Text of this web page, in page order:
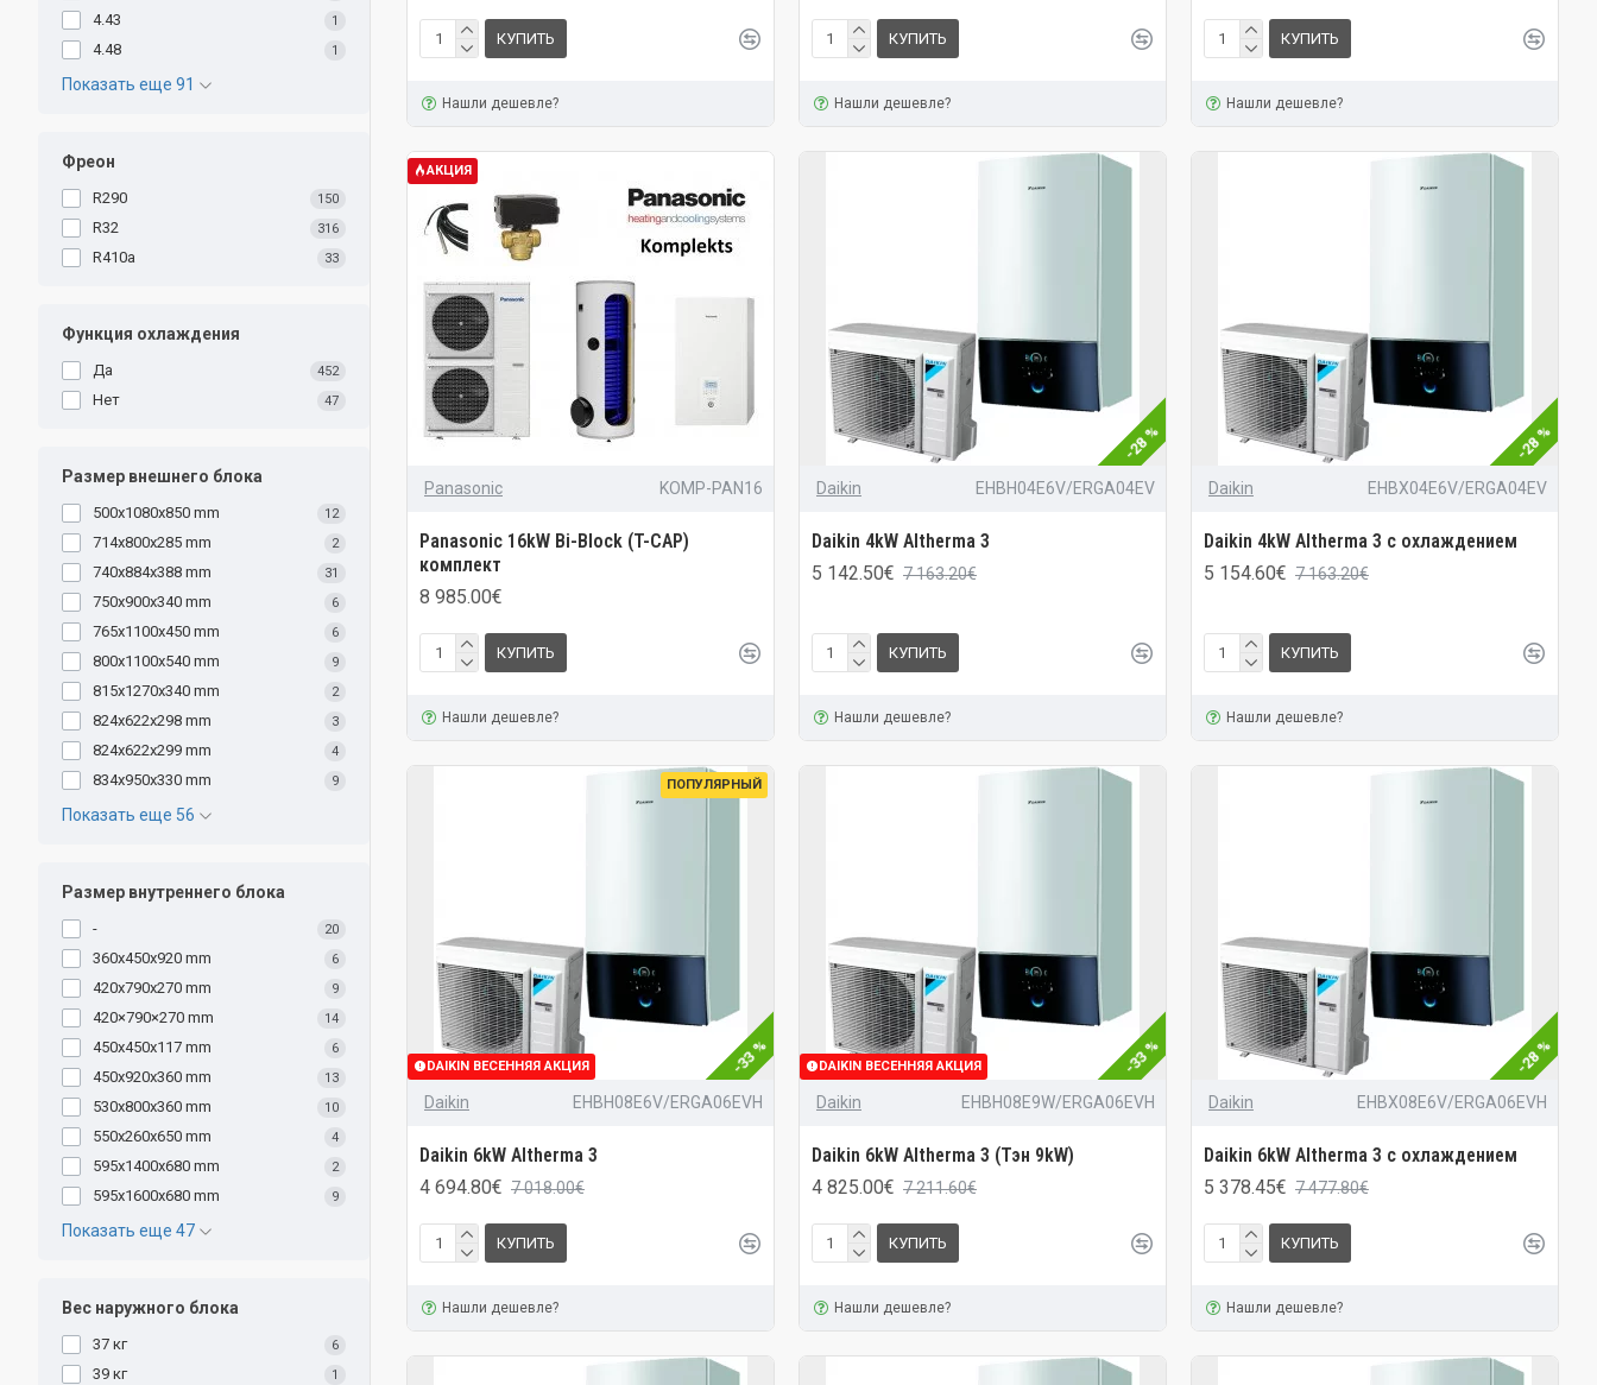
4.43 1
4.48 1
Показать еще 91
Фреон
R290 150
R32 316
R410a 33
Функция охлаждения
Да 452
Нет 47
Размер внешнего блока
500x1080x850 mm 12
714x800x285 mm 2
740x884x388 mm 31
750x900x340 mm 6
765x1100x450 mm 6
800x1100x540 mm 9
815x1270x340 mm 2
824x622x298 mm 3
824x622x299 mm 4
834x950x330 mm 9
Показать еще 56
Размер внутреннего блока
- 20
360x450x920 mm 6
420x790x270 mm 9
420×790×270 mm 14
450x450x117 mm 6
450x920x360 mm 13
530x800x360 mm 10
550x260x650 mm 4
595x1400x680 mm 2
595x1600x680 mm 9
Показать еще 47
Вес наружного блока
37 кг 6
39 кг 1
КУПИТЬ
Нашли дешевле?
КУПИТЬ
Нашли дешевле?
КУПИТЬ
Нашли дешевле?
АКЦИЯ
Panasonic KOMP-PAN16
Panasonic 16kW Bi-Block (T-CAP)
комплект
8 985.00€
КУПИТЬ
Нашли дешевле?
-28 %
Daikin EHBH04E6V/ERGA04EV
Daikin 4kW Altherma 3
5 142.50€ 7 163.20€
КУПИТЬ
Нашли дешевле?
-28 %
Daikin EHBX04E6V/ERGA04EV
Daikin 4kW Altherma 3 с охлаждением
5 154.60€ 7 163.20€
КУПИТЬ
Нашли дешевле?
ПОПУЛЯРНЫЙ
DAIKIN ВЕСЕННЯЯ АКЦИЯ -33 %
Daikin EHBH08E6V/ERGA06EVH
Daikin 6kW Altherma 3
4 694.80€ 7 018.00€
КУПИТЬ
Нашли дешевле?
DAIKIN ВЕСЕННЯЯ АКЦИЯ -33 %
Daikin EHBH08E9W/ERGA06EVH
Daikin 6kW Altherma 3 (Тэн 9kW)
4 825.00€ 7 211.60€
КУПИТЬ
Нашли дешевле?
-28 %
Daikin EHBX08E6V/ERGA06EVH
Daikin 6kW Altherma 3 с охлаждением
5 378.45€ 7 477.80€
КУПИТЬ
Нашли дешевле?